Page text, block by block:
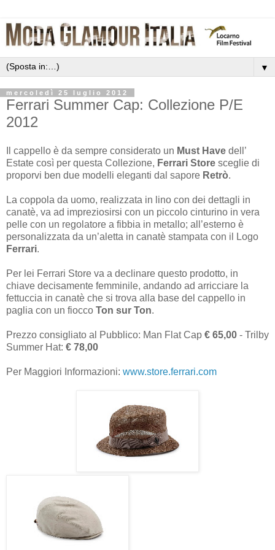
▼
mercoledì 25 luglio 2012
Ferrari Summer Cap: Collezione P/E
2012
Il cappello è da sempre considerato un Must Have dell’
Estate così per questa Collezione, Ferrari Store sceglie di
proporvi ben due modelli eleganti dal sapore Retrò.
La coppola da uomo, realizzata in lino con dei dettagli in
canatè, va ad impreziosirsi con un piccolo cinturino in vera
pelle con un regolatore a fibbia in metallo; all’esterno è
personalizzata da un’aletta in canatè stampata con il Logo
Ferrari.
Per lei Ferrari Store va a declinare questo prodotto, in
chiave decisamente femminile, andando ad arricciare la
fettuccia in canatè che si trova alla base del cappello in
paglia con un fiocco Ton sur Ton.
Prezzo consigliato al Pubblico: Man Flat Cap € 65,00 - Trilby
Summer Hat: € 78,00
Per Maggiori Informazioni: www.store.ferrari.com